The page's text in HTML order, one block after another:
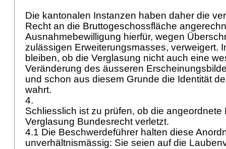
Die kantonalen Instanzen haben daher die
Recht an die Bruttogeschossfläche
Ausnahmebewilligung hierfür, wegen
zulässigen Erweiterungsmasses, verweigert.
bleiben, ob die Verglasung nicht auch eine
Veränderung des äusseren
und schon aus diesem Grunde die Identität
wahrt.
4.
Schliesslich ist zu prüfen, ob die angeordnete
Verglasung Bundesrecht verletzt.
4.1 Die Beschwerdeführer halten diese
unverhältnismässig: Sie seien auf die